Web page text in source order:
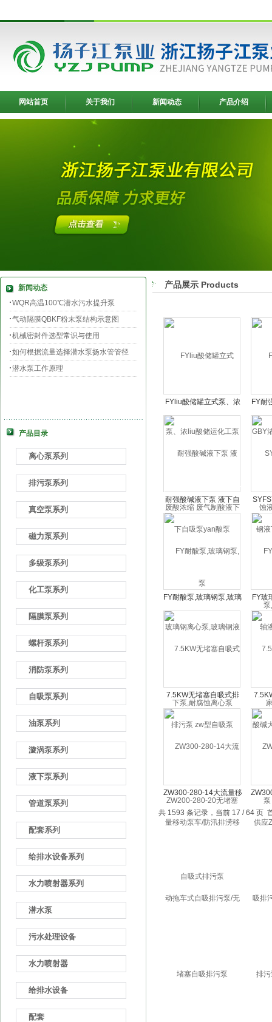
网站首页 关于我们 新闻动态 产品介绍
新闻动态
WQR高温100℃潜水污水提升泵
气动隔膜QBKF粉末泵结构示意图
机械密封件选型常识与使用
如何根据流量选择潜水泵扬水管管径
潜水泵工作原理
产品目录
离心泵系列
排污泵系列
真空泵系列
磁力泵系列
多级泵系列
化工泵系列
隔膜泵系列
螺杆泵系列
消防泵系列
自吸泵系列
油泵系列
漩涡泵系列
液下泵系列
管道泵系列
配套系列
给排水设备系列
水力喷射器系列
潜水泵
污水处理设备
水力喷射器
给排水设备
配套
产品展示 Products
FYliu酸储罐立式泵、浓
liu酸储运化工泵 废酸浓
缩 废气制酸液下泵
FY耐
liu酸
耐强酸碱液下泵 液下自
吸泵yan酸泵
下泵,
FY耐酸泵,玻璃钢泵,玻璃
钢离心泵,玻璃钢液下泵,
耐腐蚀离心泵
FY玻
下泵,
7.5KW无堵塞自吸式排
污泵 zw型自吸泵
ZW200-280-20无堵塞自
碱大
ZW300-280-14大流量移
动泵车/防汛排涝移动拖
车式自吸排污泵/无堵塞
泵 自
共 1593 条记录，当前 17 / 64 页